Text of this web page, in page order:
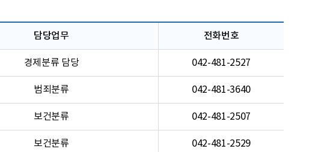
담당업무 전화번호
경제분류 담당 042-481-2527
범죄분류 042-481-3640
보건분류 042-481-2507
보건분류 042-481-2529